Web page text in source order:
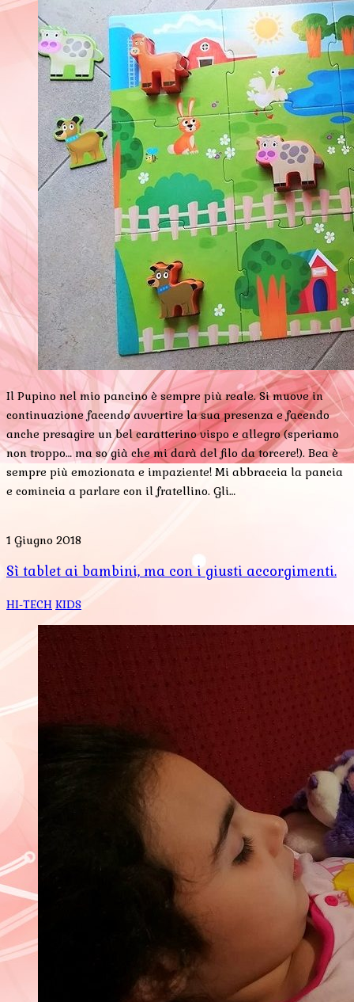
Il Pupino nel mio pancino è sempre più reale. Si muove in
continuazione facendo avvertire la sua presenza e facendo
anche presagire un bel caratterino vispo e allegro (speriamo
non troppo… ma so già che mi darà del filo da torcere!). Bea è
sempre più emozionata e impaziente! Mi abbraccia la pancia
e comincia a parlare con il fratellino. Gli…
1 Giugno 2018
Sì tablet ai bambini, ma con i giusti accorgimenti.
HI-TECH KIDS